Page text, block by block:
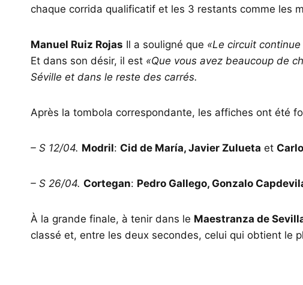
chaque corrida qualificatif et les 3 restants comme les
Manuel Ruiz Rojas Il a souligné que «Le circuit
Et dans son désir, il est «Que vous avez beaucoup de
Séville et dans le reste des carrés.
Après la tombola correspondante, les affiches ont été
– S 12/04. Modril: Cid de María, Javier Zulueta et
– S 26/04. Cortegan: Pedro Gallego, Gonzalo
À la grande finale, à tenir dans le Maestranza de
classé et, entre les deux secondes, celui qui obtient le